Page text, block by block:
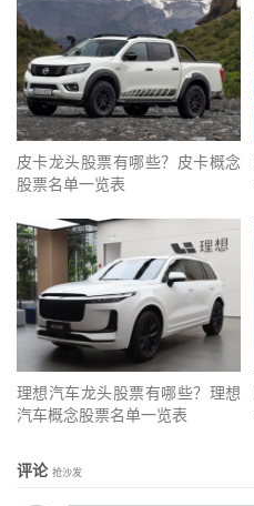
皮卡龙头股票有哪些？皮卡概念
股票名单一览表
理想汽车龙头股票有哪些？理想
汽车概念股票名单一览表
评论 抢沙发